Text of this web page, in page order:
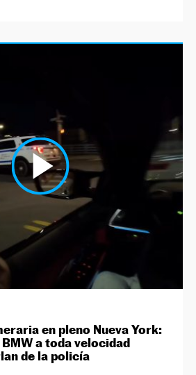
en pleno Nueva York:
a toda velocidad
de la policía